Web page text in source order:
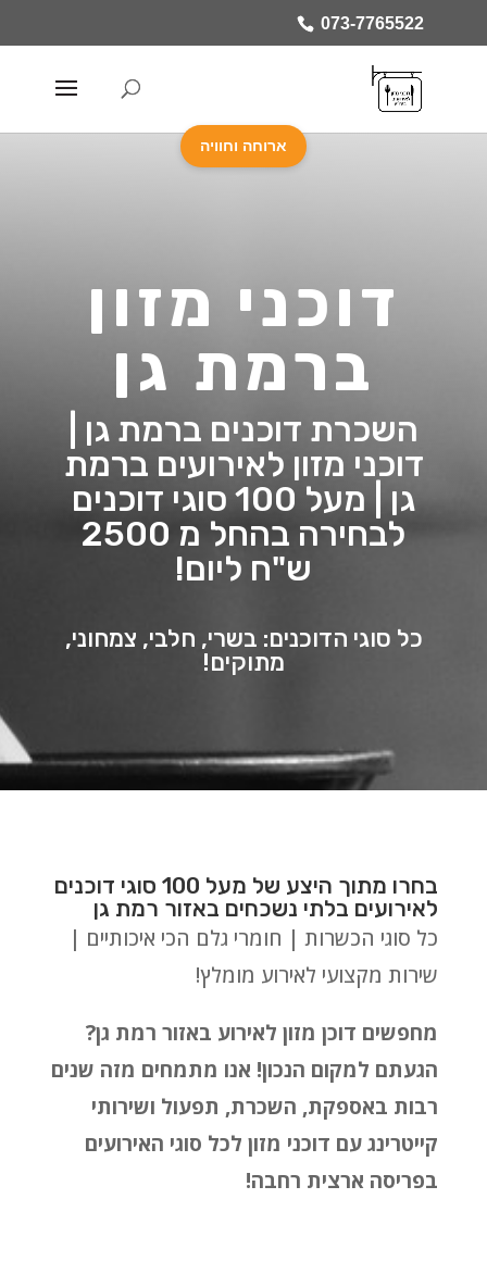
073-7765522
דוכני מזון
ברמת גן
השכרת דוכנים ברמת גן |
דוכני מזון לאירועים ברמת
גן | מעל 100 סוגי דוכנים
לבחירה בהחל מ 2500
ש"ח ליום!
כל סוגי הדוכנים: בשרי, חלבי, צמחוני,
מתוקים!
בחרו מתוך היצע של מעל 100 סוגי דוכנים
לאירועים בלתי נשכחים באזור רמת גן
כל סוגי הכשרות | חומרי גלם הכי איכותיים |
שירות מקצועי לאירוע מומלץ!
מחפשים דוכן מזון לאירוע באזור רמת גן?
הגעתם למקום הנכון! אנו מתמחים מזה שנים
רבות באספקת, השכרת, תפעול ושירותי
קייטרינג עם דוכני מזון לכל סוגי האירועים
בפריסה ארצית רחבה!
ארוחה וחוויה